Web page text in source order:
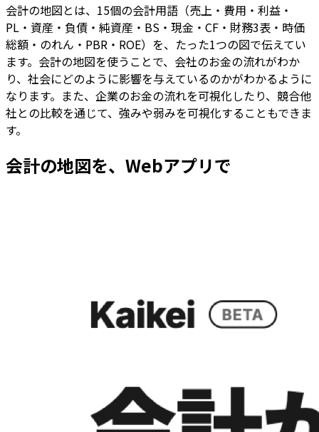
会計の地図とは、15個の会計用語（売上・費用・利益・
PL・資産・負債・純資産・BS・現金・CF・財務3表・時価
総額・のれん・PBR・ROE）を、たった1つの図で伝えてい
ます。会計の地図を使うことで、会社のお金の流れがわか
り、社会にどのように影響を与えているのかがわかるように
なります。また、企業のお金の流れを可視化したり、競合他
社との比較を通じて、強みや弱みを可視化することもできま
す。
会計の地図を、Webアプリで